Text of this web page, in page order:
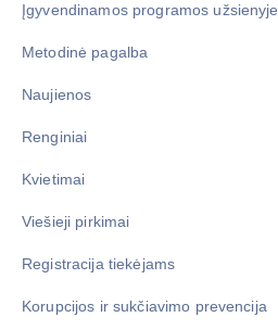
Įgyvendinamos programos užsienyje
Metodinė pagalba
Naujienos
Renginiai
Kvietimai
Viešieji pirkimai
Registracija tiekėjams
Korupcijos ir sukčiavimo prevencija